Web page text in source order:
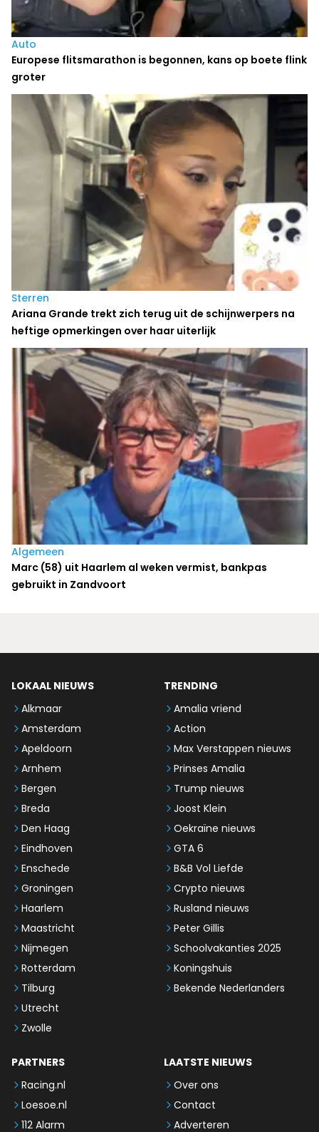
Auto
Europese flitsmarathon is begonnen, kans op boete flink
groter
Sterren
Ariana Grande trekt zich terug uit de schijnwerpers na
heftige opmerkingen over haar uiterlijk
Algemeen
Marc (58) uit Haarlem al weken vermist, bankpas
gebruikt in Zandvoort
LOKAAL NIEUWS
Alkmaar
Amsterdam
Apeldoorn
Arnhem
Bergen
Breda
Den Haag
Eindhoven
Enschede
Groningen
Haarlem
Maastricht
Nijmegen
Rotterdam
Tilburg
Utrecht
Zwolle
TRENDING
Amalia vriend
Action
Max Verstappen nieuws
Prinses Amalia
Trump nieuws
Joost Klein
Oekraïne nieuws
GTA 6
B&B Vol Liefde
Crypto nieuws
Rusland nieuws
Peter Gillis
Schoolvakanties 2025
Koningshuis
Bekende Nederlanders
PARTNERS
Racing.nl
Loesoe.nl
112 Alarm
LAATSTE NIEUWS
Over ons
Contact
Adverteren